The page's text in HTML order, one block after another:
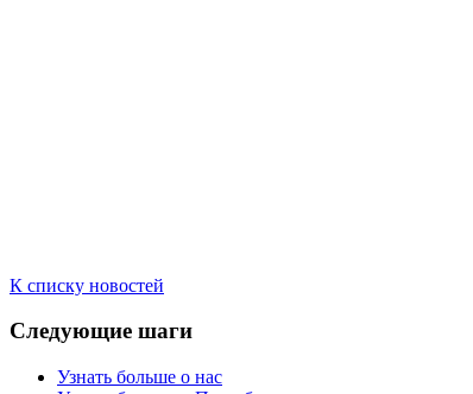
К списку новостей
Следующие шаги
Узнать больше о нас